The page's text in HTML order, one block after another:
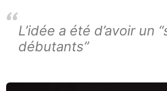
L’idée a été d’avoir un
débutants”